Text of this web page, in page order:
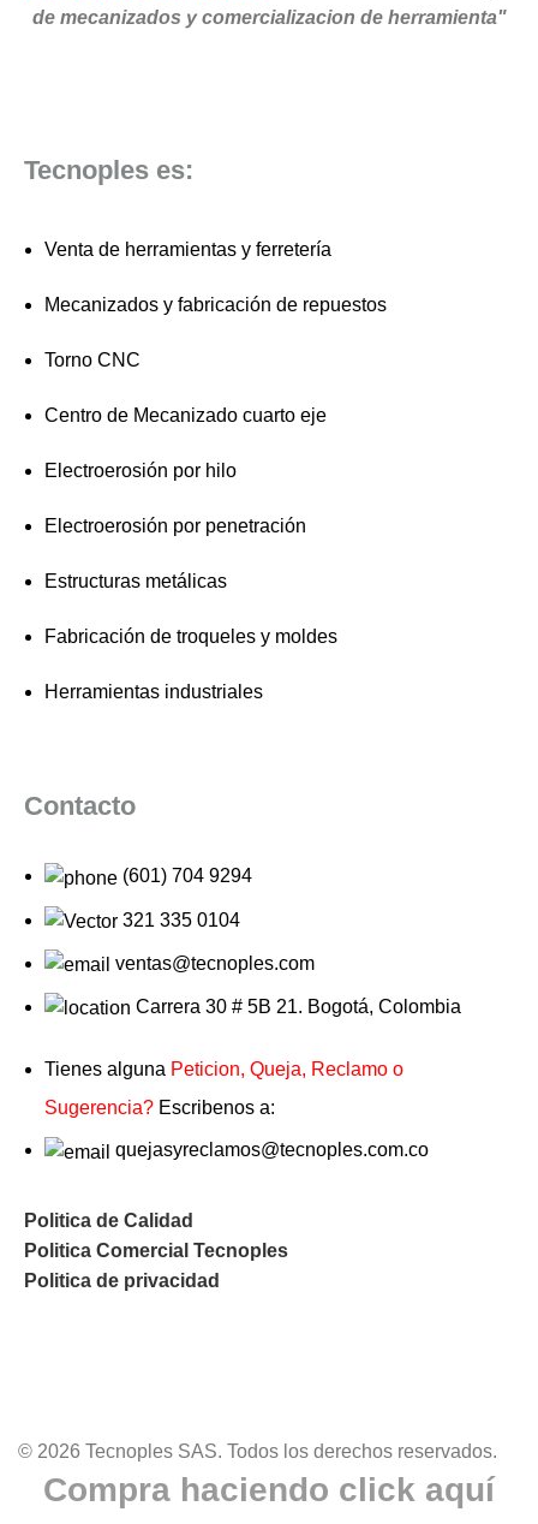
de mecanizados y comercializacion de herramienta"
Tecnoples es:
Venta de herramientas y ferretería
Mecanizados y fabricación de repuestos
Torno CNC
Centro de Mecanizado cuarto eje
Electroerosión por hilo
Electroerosión por penetración
Estructuras metálicas
Fabricación de troqueles y moldes
Herramientas industriales
Contacto
(601) 704 9294
321 335 0104
ventas@tecnoples.com
Carrera 30 # 5B 21. Bogotá, Colombia
Tienes alguna Peticion, Queja, Reclamo o
Sugerencia? Escribenos a:
quejasyreclamos@tecnoples.com.co
Politica de Calidad
Politica Comercial Tecnoples
Politica de privacidad
© 2026 Tecnoples SAS. Todos los derechos reservados.
Compra haciendo click aquí